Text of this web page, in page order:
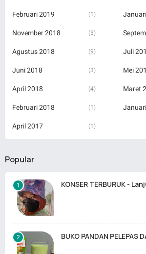
Februari 2019 (1)
November 2018 (3)
Agustus 2018 (9) Juli
Juni 2018 (3) Mei
April 2018 (4) Maret
Februari 2018 (1)
April 2017 (1)
Popular
KONSER TERBURUK -
BUKO PANDAN PELEPAS